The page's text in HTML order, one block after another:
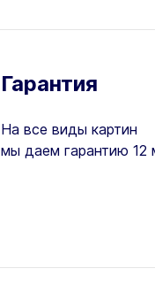
Гарантия
На все виды картин
мы даем гарантию 12